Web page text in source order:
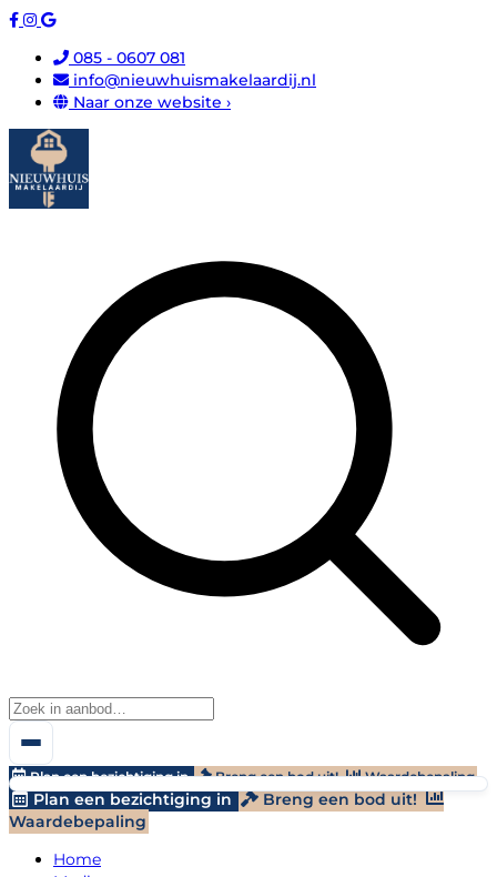
085 - 0607 081
info@nieuwhuismakelaardij.nl
Naar onze website ›
Plan een bezichtiging in Breng een bod uit! Waardebepaling
Plan een bezichtiging in
Breng een bod uit!
Waardebepaling
Home